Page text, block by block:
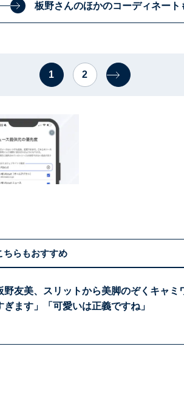
板野さんのほかのコーディネート
1 2
ちらもおすすめ
野友美、スリットから美脚のぞくキャミ
ぎます」「可愛いは正義ですね」